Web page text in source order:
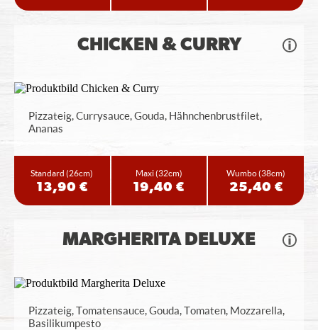
CHICKEN & CURRY
Pizzateig, Currysauce, Gouda, Hähnchenbrustfilet,
Ananas
Standard(26cm)
13,90 €
Maxi(32cm)
19,40 €
Wumbo(38cm)
25,40 €
MARGHERITA DELUXE
Pizzateig, Tomatensauce, Gouda, Tomaten, Mozzarella,
Basilikumpesto